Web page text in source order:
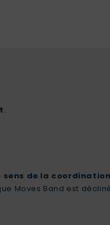
.
de la coordination
Moves Band est